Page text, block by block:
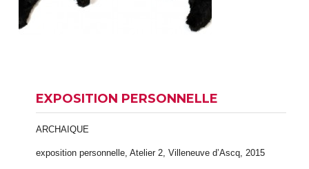
EXPOSITION PERSONNELLE
ARCHAIQUE
exposition personnelle, Atelier 2, Villeneuve d’Ascq, 2015